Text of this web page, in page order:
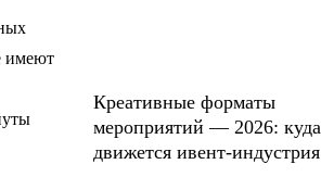
имеют
Креативные форматы
мероприятий — 2026: куда
движется ивент-индустрия